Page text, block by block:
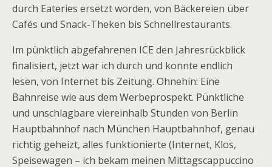
durch Eateries ersetzt worden, von Bäckereien über
Cafés und Snack-Theken bis Schnellrestaurants.
Im pünktlich abgefahrenen ICE den Jahresrückblick
finalisiert, jetzt war ich durch und konnte endlich
lesen, von Internet bis Zeitung. Ohnehin: Eine
Bahnreise wie aus dem Werbeprospekt. Pünktliche
und unschlagbare viereinhalb Stunden von Berlin
Hauptbahnhof nach München Hauptbahnhof, genau
richtig geheizt, alles funktionierte (Internet, Klos,
Speisewagen – ich bekam meinen Mittagscappuccino